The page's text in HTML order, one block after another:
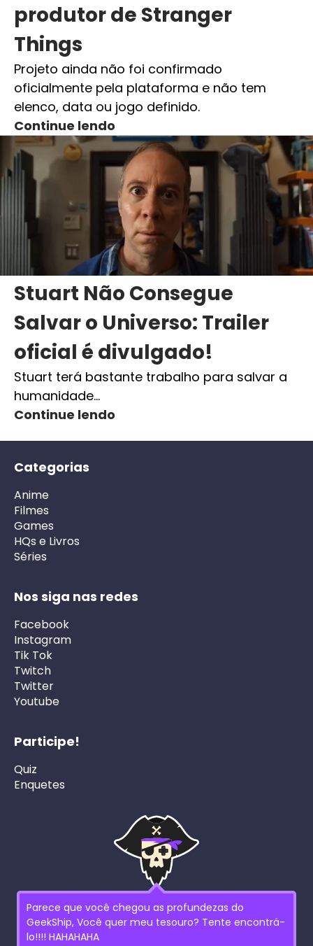
produtor de Stranger
Things
Projeto ainda não foi confirmado
oficialmente pela plataforma e não tem
elenco, data ou jogo definido.
Continue lendo
Stuart Não Consegue
Salvar o Universo: Trailer
oficial é divulgado!
Stuart terá bastante trabalho para salvar a
humanidade…
Continue lendo
Categorias
Anime
Filmes
Games
HQs e Livros
Séries
Nos siga nas redes
Facebook
Instagram
Tik Tok
Twitch
Twitter
Youtube
Participe!
Quiz
Enquetes
Parece que você chegou as profundezas do
GeekShip, Você quer meu tesouro? Tente encontrá-
lo!!!! HAHAHAHA